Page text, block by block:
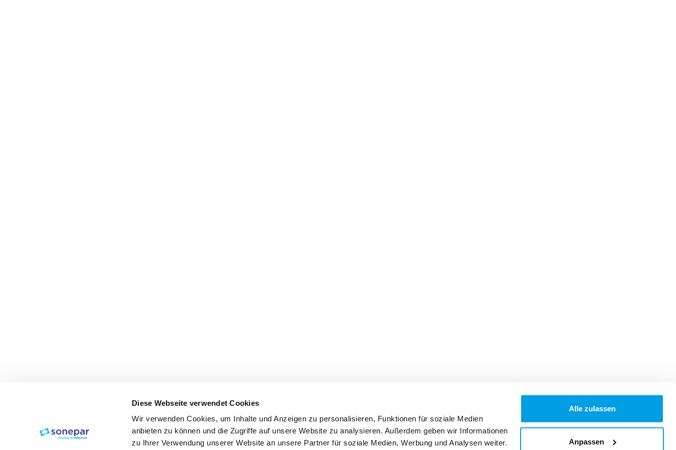
Diese Webseite verwendet Cookies
Wir verwenden Cookies, um Inhalte und Anzeigen zu personalisieren, Funktionen für soziale Medien
anbieten zu können und die Zugriffe auf unsere Website zu analysieren. Außerdem geben wir Informationen
zu Ihrer Verwendung unserer Website an unsere Partner für soziale Medien, Werbung und Analysen weiter.
Alle zulassen
Anpassen